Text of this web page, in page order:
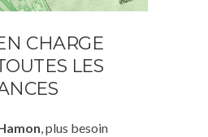
CHARGE
LES
, plus besoin